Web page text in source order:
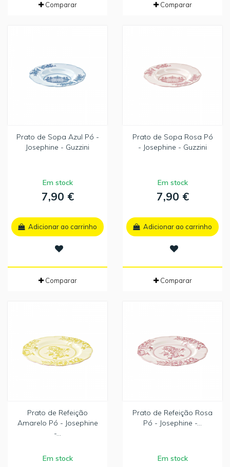
Comparar Comparar
Prato de Sopa Azul Pó -
Josephine - Guzzini
Em stock
7,90 €
Adicionar ao carrinho
Comparar
Prato de Sopa Rosa Pó
- Josephine - Guzzini
Em stock
7,90 €
Adicionar ao carrinho
Comparar
Prato de Refeição
Amarelo Pó - Josephine
-...
Em stock
Prato de Refeição Rosa
Pó - Josephine -...
Em stock